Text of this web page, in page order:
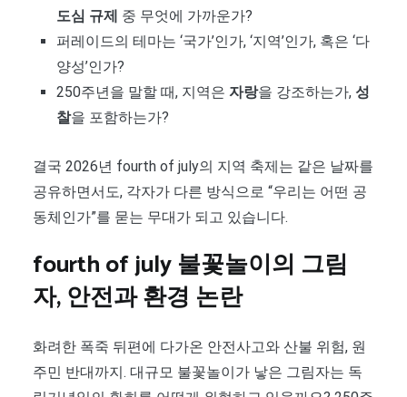
도심 규제 중 무엇에 가까운가?
퍼레이드의 테마는 ‘국가’인가, ‘지역’인가, 혹은 ‘다
양성’인가?
250주년을 말할 때, 지역은 자랑을 강조하는가, 성
찰을 포함하는가?
결국 2026년 fourth of july의 지역 축제는 같은 날짜를
공유하면서도, 각자가 다른 방식으로 “우리는 어떤 공
동체인가”를 묻는 무대가 되고 있습니다.
fourth of july 불꽃놀이의 그림
자, 안전과 환경 논란
화려한 폭죽 뒤편에 다가온 안전사고와 산불 위험, 원
주민 반대까지. 대규모 불꽃놀이가 낳은 그림자는 독